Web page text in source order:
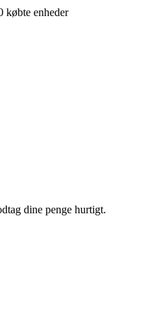
købte enheder
dine penge hurtigt.